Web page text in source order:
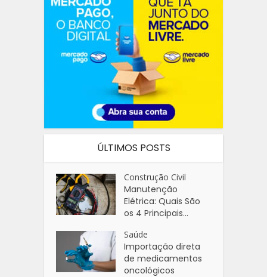
ÚLTIMOS POSTS
Construção Civil
Manutenção
Elétrica: Quais São
os 4 Principais...
Saúde
Importação direta
de medicamentos
oncológicos